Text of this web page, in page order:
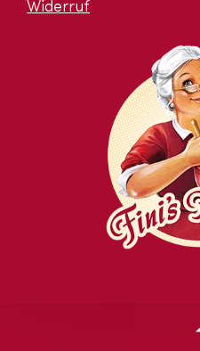
Widerruf